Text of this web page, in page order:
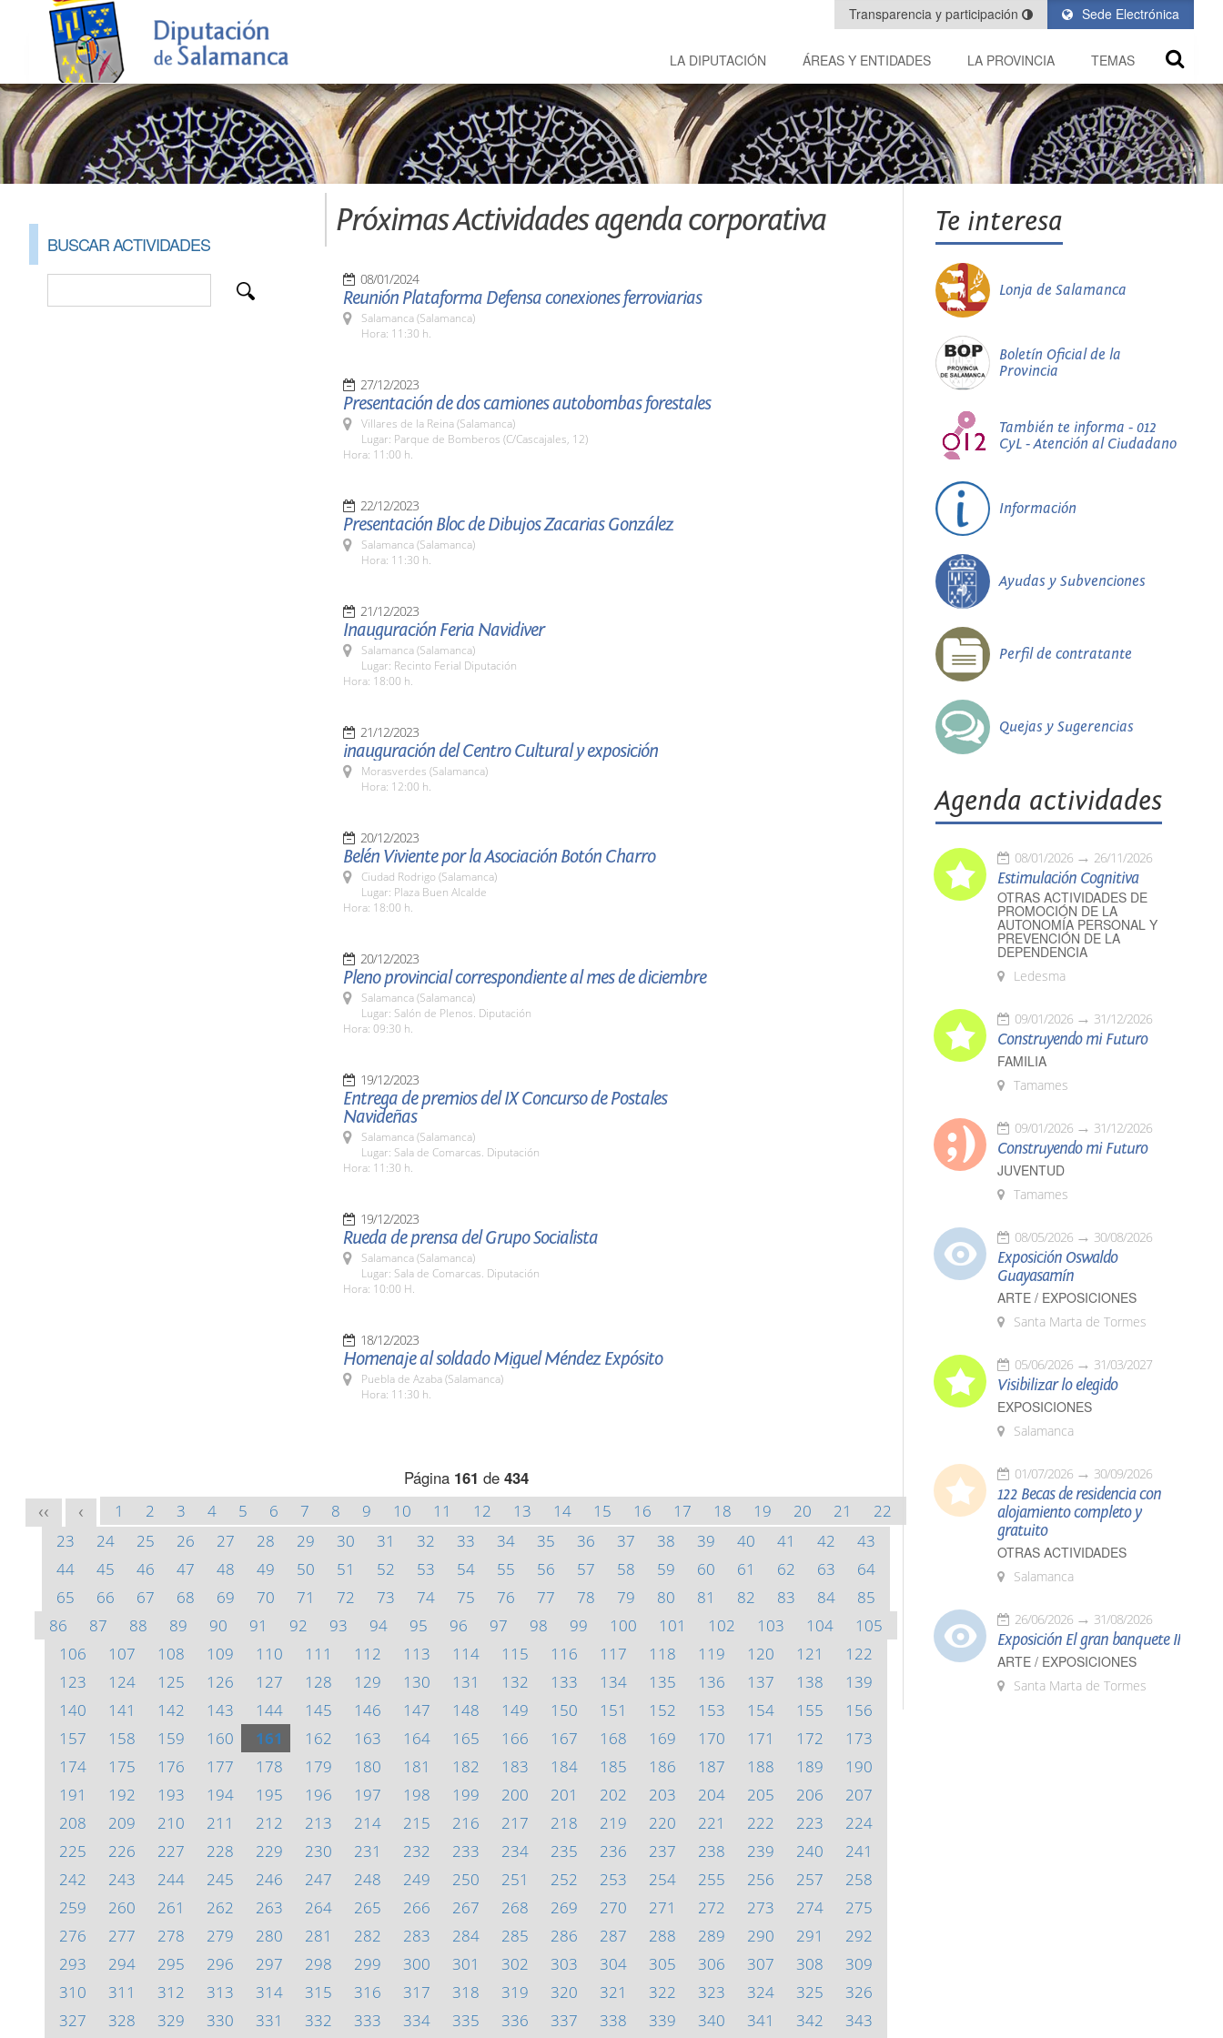
Sede Electrónica
Transparencia y participación
LA DIPUTACIÓN ÁREAS Y ENTIDADES LA PROVINCIA TEMAS
BUSCAR ACTIVIDADES
Próximas Actividades agenda corporativa
08/01/2024
Reunión Plataforma Defensa conexiones ferroviarias
Salamanca (Salamanca)
Hora: 11:30 h.
27/12/2023
Presentación de dos camiones autobombas forestales
Villares de la Reina (Salamanca)
Lugar: Parque de Bomberos (C/Cascajales, 12)
Hora: 11:00 h.
22/12/2023
Presentación Bloc de Dibujos Zacarias González
Salamanca (Salamanca)
Hora: 11:30 h.
21/12/2023
Inauguración Feria Navidiver
Salamanca (Salamanca)
Lugar: Recinto Ferial Diputación
Hora: 18:00 h.
21/12/2023
inauguración del Centro Cultural y exposición
Morasverdes (Salamanca)
Hora: 12:00 h.
20/12/2023
Belén Viviente por la Asociación Botón Charro
Ciudad Rodrigo (Salamanca)
Lugar: Plaza Buen Alcalde
Hora: 18:00 h.
20/12/2023
Pleno provincial correspondiente al mes de diciembre
Salamanca (Salamanca)
Lugar: Salón de Plenos. Diputación
Hora: 09:30 h.
19/12/2023
Entrega de premios del IX Concurso de Postales
Navideñas
Salamanca (Salamanca)
Lugar: Sala de Comarcas. Diputación
Hora: 11:30 h.
19/12/2023
Rueda de prensa del Grupo Socialista
Salamanca (Salamanca)
Lugar: Sala de Comarcas. Diputación
Hora: 10:00 H.
18/12/2023
Homenaje al soldado Miguel Méndez Expósito
Puebla de Azaba (Salamanca)
Hora: 11:30 h.
Página 161 de 434
<< < 1 2 3 4 5 6 7 8 9 10 11 12 13 14 15 16 17 18 19 20 21
22
23
24 25 26 27 28 29 30 31 32 33 34 35 36 37 38 39 40 41 42
43
44
45 46 47 48 49 50 51 52 53 54 55 56 57 58 59 60 61 62 63
64
65
66 67 68 69 70 71 72 73 74 75 76 77 78 79 80 81 82 83 84
85
86
87 88 89 90 91 92 93 94 95 96 97 98 99 100 101 102 103 104
105
106
107 108 109 110 111 112 113 114 115 116 117 118 119 120 121
122
123
124 125 126 127 128 129 130 131 132 133 134 135 136 137 138
139
140
141 142 143 144 145 146 147 148 149 150 151 152 153 154 155
156
157
158 159 160 161 162 163 164 165 166 167 168 169 170 171 172
173
174
175 176 177 178 179 180 181 182 183 184 185 186 187 188 189
190
191
192 193 194 195 196 197 198 199 200 201 202 203 204 205 206
207
208
209 210 211 212 213 214 215 216 217 218 219 220 221 222 223
224
225
226 227 228 229 230 231 232 233 234 235 236 237 238 239 240
241
242
243 244 245 246 247 248 249 250 251 252 253 254 255 256 257
258
259
260 261 262 263 264 265 266 267 268 269 270 271 272 273 274
275
276
277 278 279 280 281 282 283 284 285 286 287 288 289 290 291
292
293
294 295 296 297 298 299 300 301 302 303 304 305 306 307 308
309
310
311 312 313 314 315 316 317 318 319 320 321 322 323 324 325
326
327
328 329 330 331 332 333 334 335 336 337 338 339 340 341 342 343
Te interesa
Lonja de Salamanca
Boletín Oficial de la
Provincia
También te informa - 012
CyL - Atención al Ciudadano
Información
Ayudas y Subvenciones
Perfil de contratante
Quejas y Sugerencias
Agenda actividades
08/01/2026 26/11/2026
Estimulación Cognitiva
OTRAS ACTIVIDADES DE
PROMOCIÓN DE LA
AUTONOMÍA PERSONAL Y
PREVENCIÓN DE LA
DEPENDENCIA
Ledesma
09/01/2026 31/12/2026
Construyendo mi Futuro
FAMILIA
Tamames
09/01/2026 31/12/2026
Construyendo mi Futuro
JUVENTUD
Tamames
08/05/2026 30/08/2026
Exposición Oswaldo
Guayasamín
ARTE / EXPOSICIONES
Santa Marta de Tormes
05/06/2026 31/03/2027
Visibilizar lo elegido
EXPOSICIONES
Salamanca
01/07/2026 30/09/2026
122 Becas de residencia con
alojamiento completo y
gratuito
OTRAS ACTIVIDADES
Salamanca
26/06/2026 31/08/2026
Exposición El gran banquete II
ARTE / EXPOSICIONES
Santa Marta de Tormes